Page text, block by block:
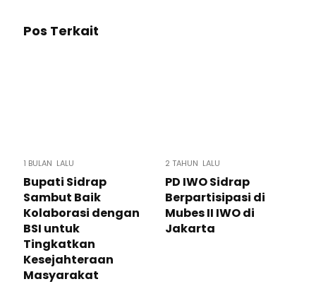
Pos Terkait
1 BULAN LALU
Bupati Sidrap
Sambut Baik
Kolaborasi dengan
BSI untuk
Tingkatkan
Kesejahteraan
Masyarakat
2 TAHUN LALU
PD IWO Sidrap
Berpartisipasi di
Mubes II IWO di
Jakarta